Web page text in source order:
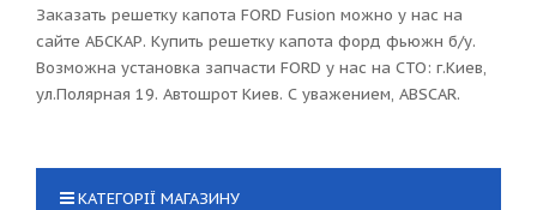
Заказать решетку капота FORD Fusion можно у нас на
сайте АБСКАР. Купить решетку капота форд фьюжн б/у.
Возможна установка запчасти FORD у нас на СТО: г.Киев,
ул.Полярная 19. Автошрот Киев. С уважением, ABSCAR.
КАТЕГОРІЇ МАГАЗИНУ